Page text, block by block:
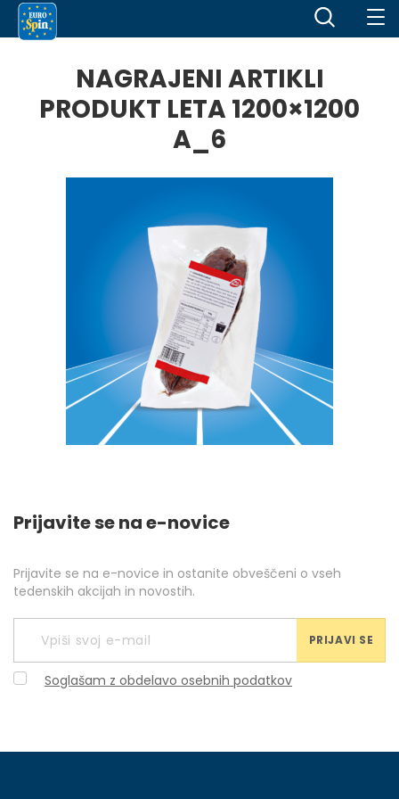
NAGRAJENI ARTIKLI
PRODUKT LETA 1200×1200
A_6
Prijavite se na e-novice
Prijavite se na e-novice in ostanite obveščeni o vseh
tedenskih akcijah in novostih.
PRIJAVI SE
Soglašam z obdelavo osebnih podatkov